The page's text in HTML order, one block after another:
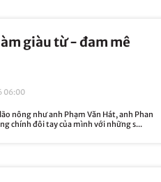
giàu từ - đam mê
06:00
nông như anh Phạm Văn Hát, anh Phan
chính đôi tay của mình với những s...